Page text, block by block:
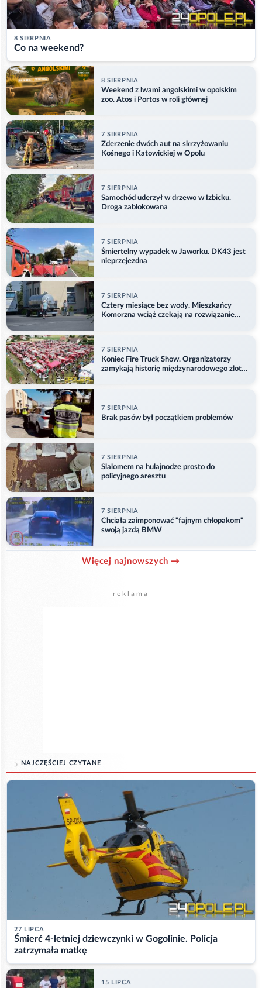
8 SIERPNIA
Co na weekend?
8 SIERPNIA
Weekend z lwami angolskimi w opolskim
zoo. Atos i Portos w roli głównej
7 SIERPNIA
Zderzenie dwóch aut na skrzyżowaniu
Kośnego i Katowickiej w Opolu
7 SIERPNIA
Samochód uderzył w drzewo w Izbicku.
Droga zablokowana
7 SIERPNIA
Śmiertelny wypadek w Jaworku. DK43 jest
nieprzejezdna
7 SIERPNIA
Cztery miesiące bez wody. Mieszkańcy
Komorzna wciąż czekają na rozwiązanie
7 SIERPNIA
Koniec Fire Truck Show. Organizatorzy
zamykają historię międzynarodowego zlotu
7 SIERPNIA
Brak pasów był początkiem problemów
7 SIERPNIA
Slalomem na hulajnodze prosto do
policyjnego aresztu
7 SIERPNIA
Chciała zaimponować "fajnym chłopakom"
swoją jazdą BMW
Więcej najnowszych →
reklama
NAJCZĘŚCIEJ CZYTANE
27 LIPCA
Śmierć 4-letniej dziewczynki w Gogolinie. Policja
zatrzymała matkę
15 LIPCA